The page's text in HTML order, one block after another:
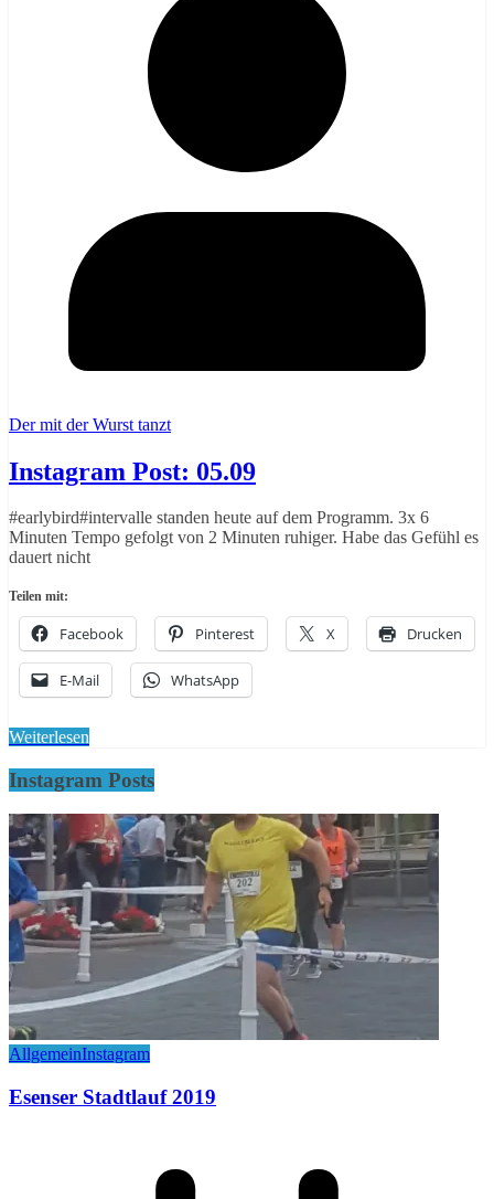
Der mit der Wurst tanzt
Instagram Post: 05.09
#earlybird#intervalle standen heute auf dem Programm. 3x 6
Minuten Tempo gefolgt von 2 Minuten ruhiger. Habe das Gefühl es
dauert nicht
Teilen mit:
Facebook Pinterest X Drucken
E-Mail WhatsApp
Weiterlesen
Instagram Posts
AllgemeinInstagram
Esenser Stadtlauf 2019